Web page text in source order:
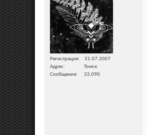
Регистрация
31.07.2007
Адрес
Томск
Сообщения
33,090